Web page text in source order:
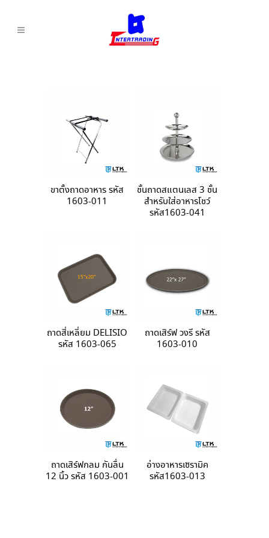
ขาตั้งถาดอาหาร รหัส
1603-011
ชั้นถาดสแตนเลส 3 ชั้น
สำหรับใส่อาหารโชว์
รหัส1603-041
ถาดสี่เหลี่ยม DELISIO
รหัส 1603-065
ถาดเสิร์ฟ วงรี รหัส
1603-010
ถาดเสิร์ฟกลม กันลื่น
12 นิ้ว รหัส 1603-001
อ่างอาหารเซรามิค
รหัส1603-013